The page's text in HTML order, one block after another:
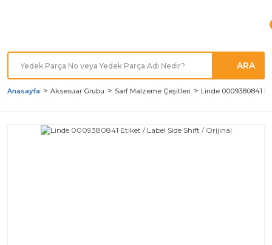
ARA
Anasayfa Aksesuar Grubu Sarf Malzeme Çeşitleri Linde 0009380841